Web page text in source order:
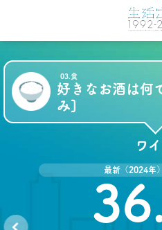
作るのが苦痛になった要
–日経クロストレンド 連
2022.07.15
若者は未来に何を願う？
1万人調査から見えた
年代＆男女ギャップ
–日経クロストレンド 連
「2040年はどんな社会
1万人が回答した望む未
03.食
好きなお酒は何
み]
ワ
最新（2024年